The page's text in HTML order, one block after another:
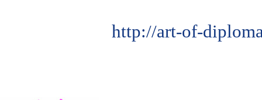
http://art-of-